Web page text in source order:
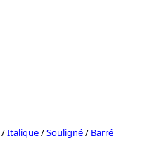
/Italique/Souligné/ Barré